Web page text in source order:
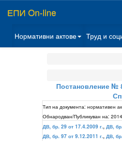
ЕПИ On-line
Нормативни актове Труд и
Постановление №
Тип на документа: нормативен
Обнародван/Публикуван на:
ДВ, бр. 29 от 17.4.2009 г., ДВ,
ДВ, бр. 97 от 9.12.2011 г., ДВ,